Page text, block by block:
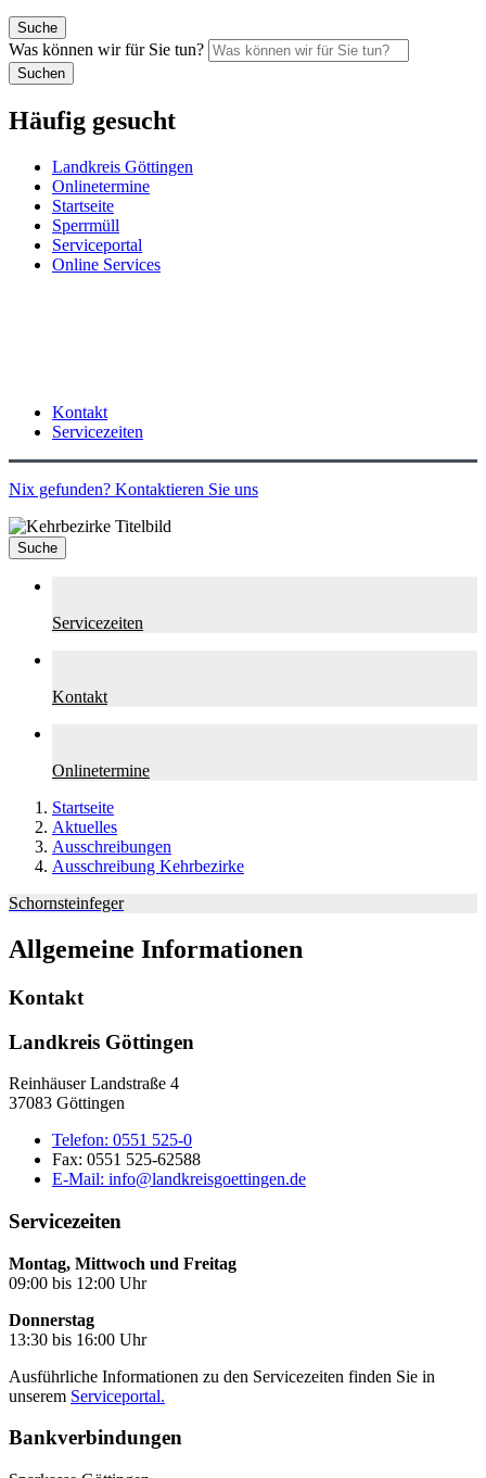
Suche
Was können wir für Sie tun?
Suchen
Häufig gesucht
Landkreis Göttingen
Onlinetermine
Startseite
Sperrmüll
Serviceportal
Online Services
Kontakt
Servicezeiten
Nix gefunden? Kontaktieren Sie uns
Suche
Servicezeiten
Kontakt
Onlinetermine
Startseite
Aktuelles
Ausschreibungen
Ausschreibung Kehrbezirke
Schornsteinfeger
Allgemeine Informationen
Kontakt
Landkreis Göttingen
Reinhäuser Landstraße 4
37083 Göttingen
Telefon: 0551 525-0
Fax: 0551 525-62588
E-Mail: info@landkreisgoettingen.de
Servicezeiten
Montag, Mittwoch und Freitag
09:00 bis 12:00 Uhr
Donnerstag
13:30 bis 16:00 Uhr
Ausführliche Informationen zu den Servicezeiten finden Sie in
unserem Serviceportal.
Bankverbindungen